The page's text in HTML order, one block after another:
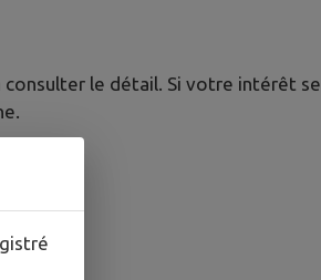
le détail. Si votre intérêt se